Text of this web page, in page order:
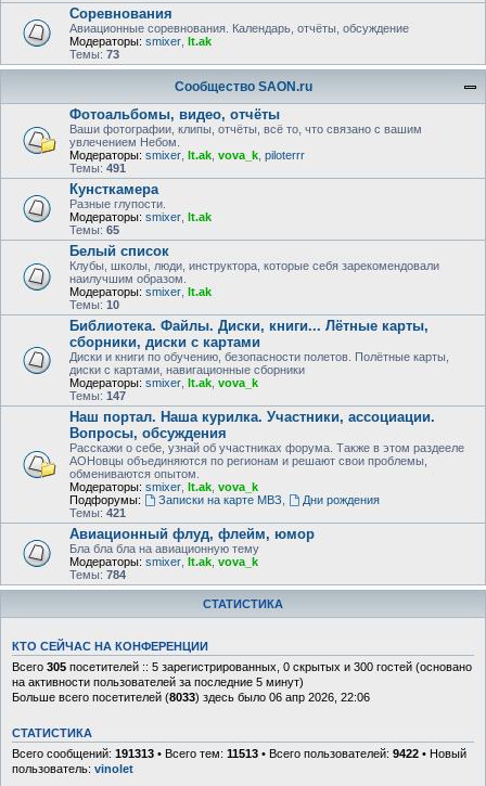
Соревнования
Авиационные соревнования. Календарь, отчёты, обсуждение
Модераторы: smixer lt.ak
Темы: 73
Сообщество SAON.ru
Фотоальбомы, видео, отчёты
Ваши фотографии, клипы, отчёты, всё то, что связано с вашим
увлечением Небом.
Модераторы: smixer lt.ak vova_k piloterrr
Темы: 491
Кунсткамера
Разные глупости.
Модераторы: smixer lt.ak
Темы: 65
Белый список
Клубы, школы, люди, инструктора, которые себя зарекомендовали
наилучшим образом.
Модераторы: smixer lt.ak
Темы: 10
Библиотека. Файлы. Диски, книги... Лётные карты,
сборники, диски с картами
Диски и книги по обучению, безопасности полетов. Полётные карты,
диски с картами, навигационные сборники
Модераторы: smixer lt.ak vova_k
Темы: 147
Наш портал. Наша курилка. Участники, ассоциации.
Вопросы, обсуждения
Расскажи о себе, узнай об участниках форума. Также в этом раздееле
АОНовцы объединяются по регионам и решают свои проблемы,
обмениваются опытом.
Модераторы: smixer lt.ak vova_k
Подфорумы:
Записки на карте МВЗ
Дни рождения
Темы: 421
Авиационный флуд, флейм, юмор
Бла бла бла на авиационную тему
Модераторы: smixer lt.ak vova_k
Темы: 784
СТАТИСТИКА
КТО СЕЙЧАС НА КОНФЕРЕНЦИИ
Всего 305 посетителей :: 5 зарегистрированных, 0 скрытых и 300 гостей (основано
на активности пользователей за последние 5 минут)
Больше всего посетителей (8033) здесь было 06 апр 2026, 22:06
СТАТИСТИКА
Всего сообщений: 191313 • Всего тем: 11513 • Всего пользователей: 9422 • Новый
пользователь: vinolet